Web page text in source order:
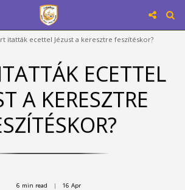
itatták ecettel Jézust a keresztre feszítéskor?
ECETTEL
A KERESZTRE
6 min read 16Apr